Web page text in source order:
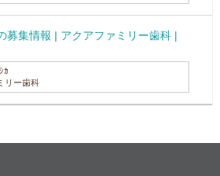
募集情報 | アクアファミリー歯科 |
ｶ
リー歯科